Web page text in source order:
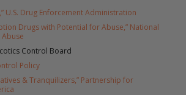
U.S. Drug Enforcement Administration
Drugs with Potential for Abuse,” National
Control Board
Policy
& Tranquilizers,” Partnership for